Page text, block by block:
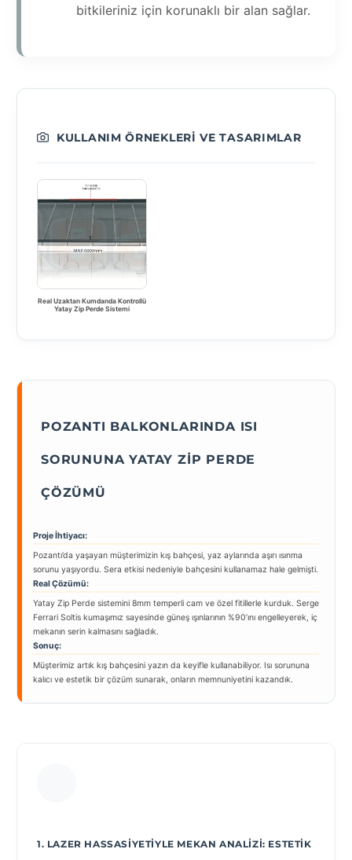
bitkileriniz için korunaklı bir alan sağlar.
KULLANIM ÖRNEKLERI VE TASARIMLAR
Real Uzaktan Kumdanda Kontrollü
Yatay Zip Perde Sistemi
POZANTI BALKONLARINDA ISI
SORUNUNA YATAY ZIP PERDE
ÇÖZÜMÜ
Proje İhtiyacı:
Pozantı’da yaşayan müşterimizin kış bahçesi, yaz aylarında aşırı ısınma
sorunu yaşıyordu. Sera etkisi nedeniyle bahçesini kullanamaz hale gelmişti.
Real Çözümü:
Yatay Zip Perde sistemini 8mm temperli cam ve özel fitillerle kurduk. Serge
Ferrari Soltis kumaşımız sayesinde güneş ışınlarının %90’ını engelleyerek, iç
mekanın serin kalmasını sağladık.
Sonuç:
Müşterimiz artık kış bahçesini yazın da keyifle kullanabiliyor. Isı sorununa
kalıcı ve estetik bir çözüm sunarak, onların memnuniyetini kazandık.
1. LAZER HASSASIYETIYLE MEKAN ANALIZI: ESTETIK